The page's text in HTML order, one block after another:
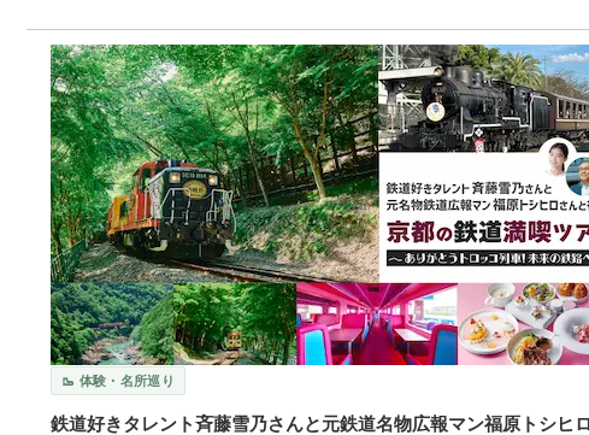
🥾 体験・名所巡り
鉄道好きタレント斉藤雪乃さんと元鉄道名物広報マン福原トシヒ